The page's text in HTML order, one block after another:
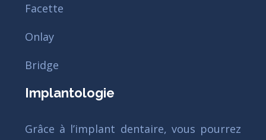
Facette
Onlay
Bridge
Implantologie
Grâce à l’implant dentaire, vous pourrez